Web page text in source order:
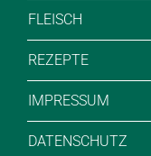
FLEISCH
REZEPTE
IMPRESSUM
DATENSCHUTZ